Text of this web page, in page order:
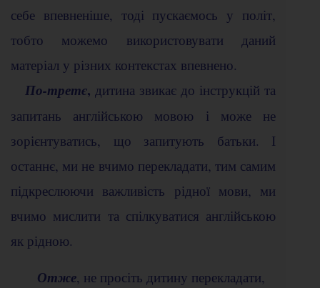
себе впевненіше, тоді пускаємось у політ,
тобто можемо використовувати даний
матеріал у різних контекстах впевнено.
По-третє, дитина звикає до інструкцій та
запитань англійською мовою і може не
зорієнтуватись, що запитують батьки. І
останнє, ми не вчимо перекладати, тим самим
підкреслюючи важливість рідної мови, ми
вчимо мислити та спілкуватися англійською
як рідною.
Отже, не просіть дитину перекладати,